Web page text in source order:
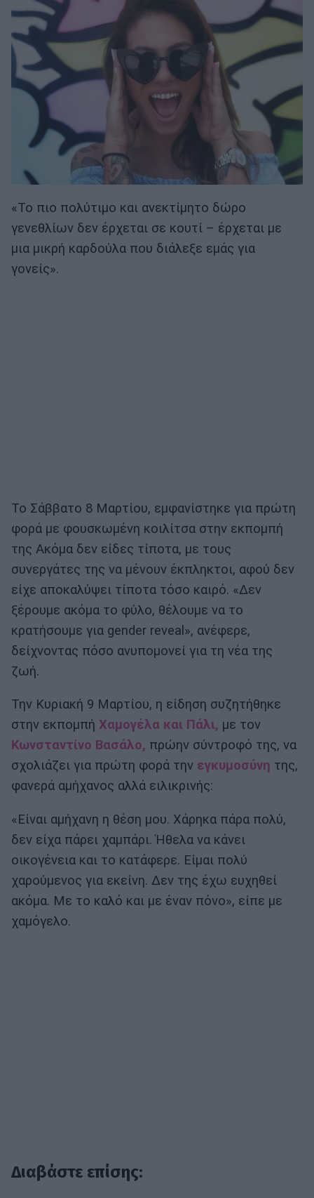
«Το πιο πολύτιμο και ανεκτίμητο δώρο
γενεθλίων δεν έρχεται σε κουτί – έρχεται με
μια μικρή καρδούλα που διάλεξε εμάς για
γονείς».
Το Σάββατο 8 Μαρτίου, εμφανίστηκε για πρώτη
φορά με φουσκωμένη κοιλίτσα στην εκπομπή
της Ακόμα δεν είδες τίποτα, με τους
συνεργάτες της να μένουν έκπληκτοι, αφού δεν
είχε αποκαλύψει τίποτα τόσο καιρό. «Δεν
ξέρουμε ακόμα το φύλο, θέλουμε να το
κρατήσουμε για gender reveal», ανέφερε,
δείχνοντας πόσο ανυπομονεί για τη νέα της
ζωή.
Την Κυριακή 9 Μαρτίου, η είδηση συζητήθηκε
στην εκπομπή Χαμογέλα και Πάλι, με τον
Κωνσταντίνο Βασάλο, πρώην σύντροφό της, να
σχολιάζει για πρώτη φορά την εγκυμοσύνη της,
φανερά αμήχανος αλλά ειλικρινής:
«Είναι αμήχανη η θέση μου. Χάρηκα πάρα πολύ,
δεν είχα πάρει χαμπάρι. Ήθελα να κάνει
οικογένεια και το κατάφερε. Είμαι πολύ
χαρούμενος για εκείνη. Δεν της έχω ευχηθεί
ακόμα. Με το καλό και με έναν πόνο», είπε με
χαμόγελο.
Διαβάστε επίσης: